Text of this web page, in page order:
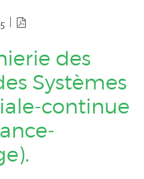
des
Systèmes
continue